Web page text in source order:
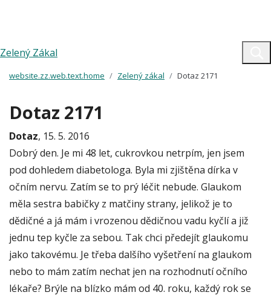
Zelený Zákal
website.zz.web.text.home Zelený zákal Dotaz 2171
Dotaz 2171
Dotaz, 15. 5. 2016
Dobrý den. Je mi 48 let, cukrovkou netrpím, jen jsem
pod dohledem diabetologa. Byla mi zjištěna dírka v
očním nervu. Zatím se to prý léčit nebude. Glaukom
měla sestra babičky z matčiny strany, jelikož je to
dědičné a já mám i vrozenou dědičnou vadu kyčlí a již
jednu tep kyčle za sebou. Tak chci předejít glaukomu
jako takovému. Je třeba dalšího vyšetření na glaukom
nebo to mám zatím nechat jen na rozhodnutí očního
lékaře? Brýle na blízko mám od 40. roku, každý rok se